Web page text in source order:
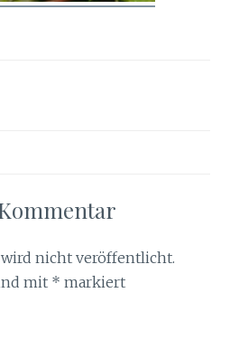
nicht veröffentlicht.
mit * markiert